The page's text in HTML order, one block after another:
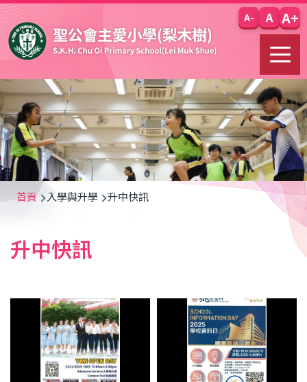
移至主內容
A- A A+
導
連
首頁 入學與升學 升中快訊
升中快訊